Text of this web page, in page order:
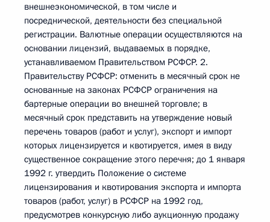
внешнеэкономической, в том числе и
посреднической, деятельности без специальной
регистрации. Валютные операции осуществляются на
основании лицензий, выдаваемых в порядке,
устанавливаемом Правительством РСФСР. 2.
Правительству РСФСР: отменить в месячный срок не
основанные на законах РСФСР ограничения на
бартерные операции во внешней торговле; в
месячный срок представить на утверждение новый
перечень товаров (работ и услуг), экспорт и импорт
которых лицензируется и квотируется, имея в виду
существенное сокращение этого перечня; до 1 января
1992 г. утвердить Положение о системе
лицензирования и квотирования экспорта и импорта
товаров (работ, услуг) в РСФСР на 1992 год,
предусмотрев конкурсную либо аукционную продажу